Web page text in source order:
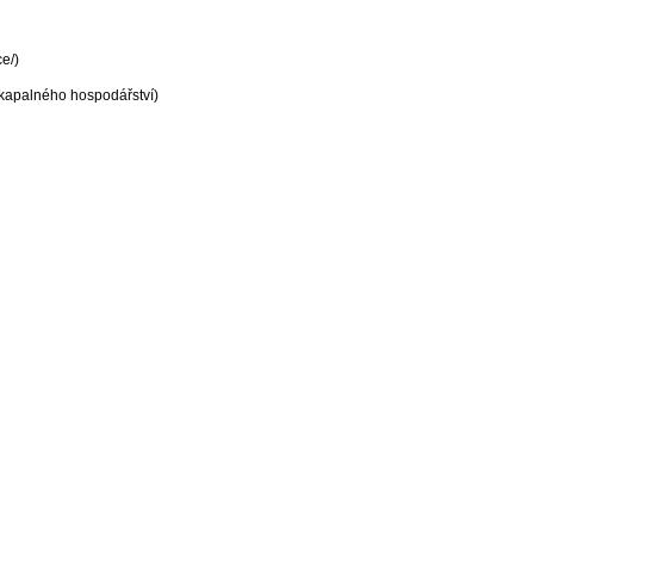
)
hospodářství)